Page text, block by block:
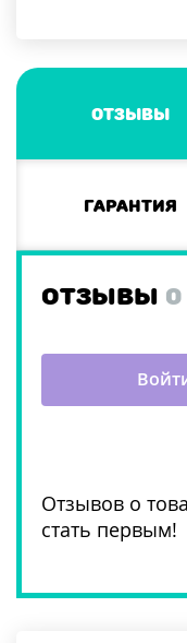
Отзывы
Гарантия
ОТЗЫВЫ 0
Отзывов о
стать первым!